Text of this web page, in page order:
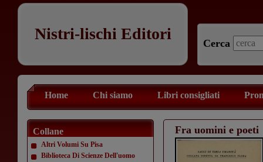
Nistri-lischi Editori
Cerca
Home Chi siamo Libri consigliati
Collane
Altri Volumi Su Pisa
Biblioteca Di Scienze Dell'uomo
Fra uomini e poeti